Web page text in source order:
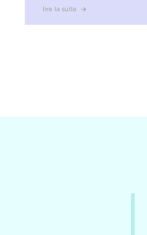
lire la suite